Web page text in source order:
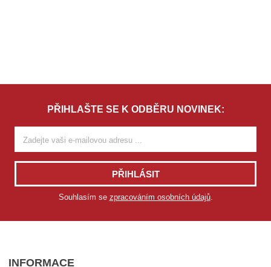
PŘIHLAŠTE SE K ODBĚRU NOVINEK:
PŘIHLÁSIT
Souhlasím se zpracováním osobních údajů.
INFORMACE